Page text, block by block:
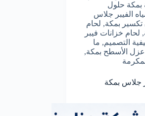
بمكة حلول
الفيبر جلاس
تكسير بمكة, لحام
, لحام خزانات فيبر
التصميم, ما
عزل الأسطح بمكة,
جلاس بمكة